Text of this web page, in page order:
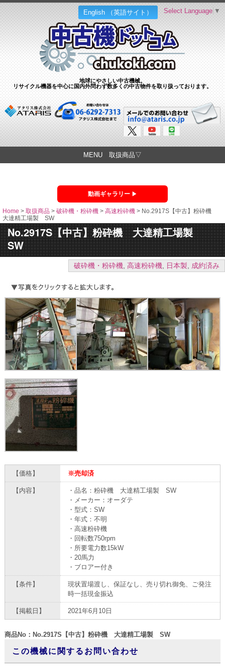
English （英語サイト）
地球にやさしい中古機械。
リサイクル機器を中心に国内外問わず数多くの中古物件を取り扱っております。
Select Language ▼
MENU 取扱商品▽
動画ギャラリー
Home > 取扱商品 > 破砕機・粉砕機 > 高速粉砕機 > No.2917S【中古】粉砕機
大達精工場製 SW
No.2917S【中古】粉砕機 大達精工場製
SW
破砕機・粉砕機, 高速粉砕機, 日本製, 成約済み
【価格】 ※売却済
【内容】
・品名：粉砕機 大達精工場製 SW
・メーカー：オーダテ
・型式：SW
・年式：不明
・高速粉砕機
・回転数750rpm
・所要電力数15kW
・20馬力
・ブロアー付き
【条件】
現状置場渡し、保証なし、売り切れ御免、ご発注
時一括現金振込
【掲載日】 2021年6月10日
商品No：No.2917S【中古】粉砕機 大達精工場製 SW
この機械に関するお問い合わせ